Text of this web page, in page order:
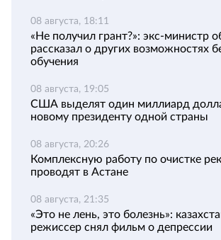
08 августа, 18:11
«Не получил грант?»: экс-министр
рассказал о других возможностях
обучения
08 августа, 19:05
США выделят один миллиард
новому президенту одной страны
08 августа, 20:26
Комплексную работу по очистке
проводят в Астане
08 августа, 21:35
«Это не лень, это болезнь»:
режиссер снял фильм о депрессии